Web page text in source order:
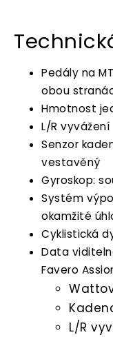
Pedály na
obou
Hmotnost
L/R vyvážení
Senzor
vestavěný
Gyroskop:
Systém
okamžité
Cyklistická
Data
Favero
L/R